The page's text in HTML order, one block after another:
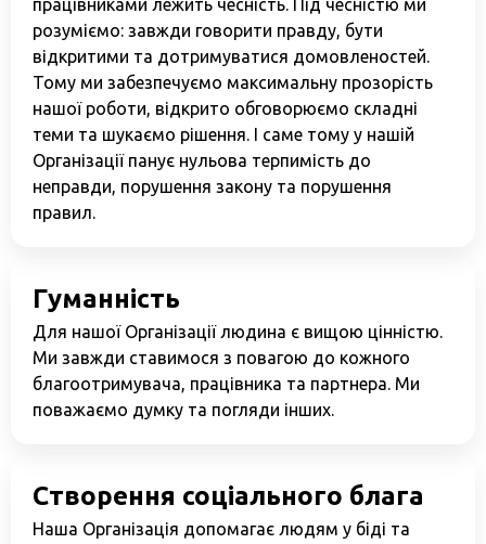
Дітям війни
Програма підтримки жінок “SOS-Жінки”
Центр психологічної реабілітації та
Новини
Наші психологи
Прозорість та звітність
Політики
Україна, м. Кам’янець-Подільський,
вул. Івана Франка, 30
sos.fondbf@gmail.com
працівниками лежить чесність. Під чесністю ми
розуміємо: завжди говорити правду, бути
відкритими та дотримуватися домовленостей.
Тому ми забезпечуємо максимальну прозорість
нашої роботи, відкрито обговорюємо складні
теми та шукаємо рішення. І саме тому у нашій
Організації панує нульова терпимість до
неправди, порушення закону та порушення
правил.
Гуманність
Для нашої Організації людина є вищою цінністю.
Ми завжди ставимося з повагою до кожного
благоотримувача, працівника та партнера. Ми
поважаємо думку та погляди інших.
Створення соціального блага
Наша Організація допомагає людям у біді та